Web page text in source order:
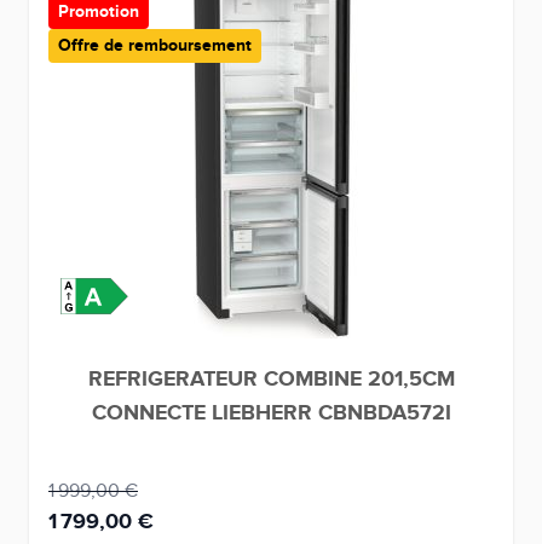
Promotion
Offre de remboursement
REFRIGERATEUR COMBINE 201,5CM
CONNECTE LIEBHERR CBNBDA572I
1 999,00 €
1 799,00 €